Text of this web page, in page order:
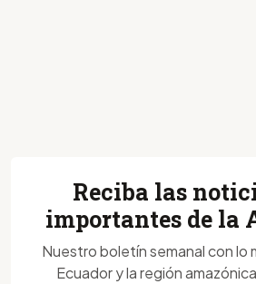
Reciba las
importantes de la
Nuestro boletín semanal con lo
Ecuador y la región